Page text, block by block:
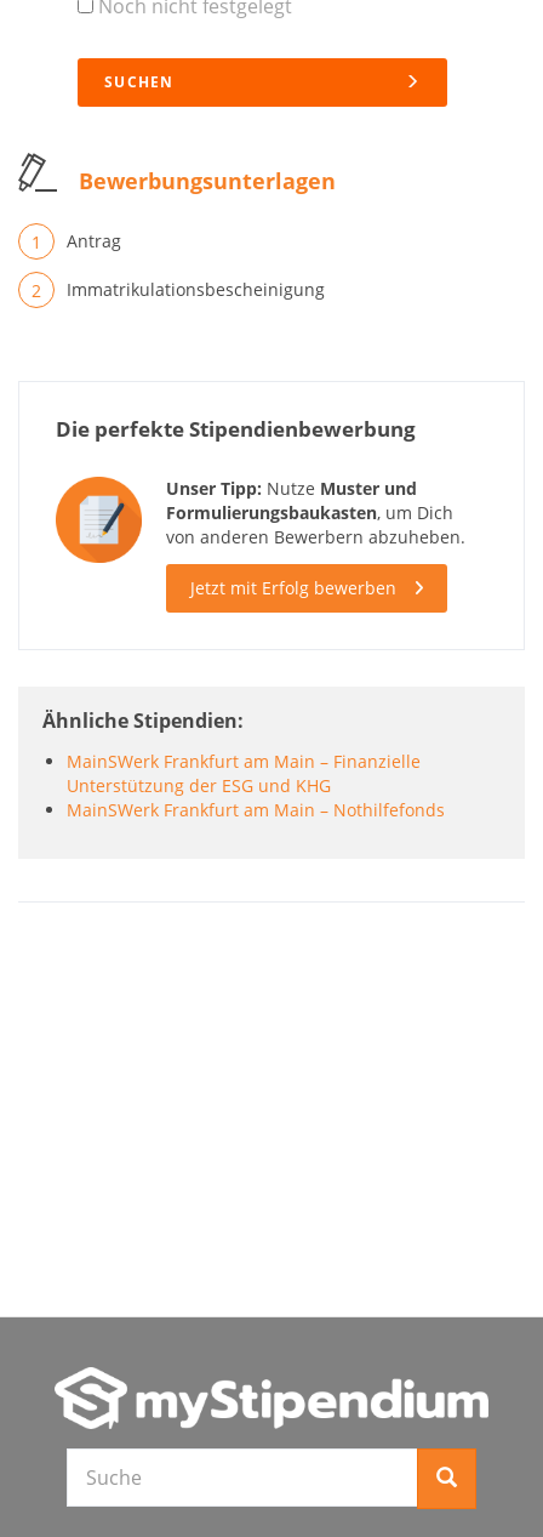
Noch nicht festgelegt
SUCHEN
Bewerbungsunterlagen
Antrag
Immatrikulationsbescheinigung
Die perfekte Stipendienbewerbung
Unser Tipp: Nutze Muster und
Formulierungsbaukasten, um Dich
von anderen Bewerbern abzuheben.
Jetzt mit Erfolg bewerben
Ähnliche Stipendien
MainSWerk Frankfurt am Main – Finanzielle
Unterstützung der ESG und KHG
MainSWerk Frankfurt am Main – Nothilfefonds